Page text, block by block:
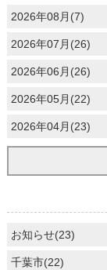
2026年08月(7)
2026年07月(26)
2026年06月(26)
2026年05月(22)
2026年04月(23)
お知らせ(23)
千葉市(22)